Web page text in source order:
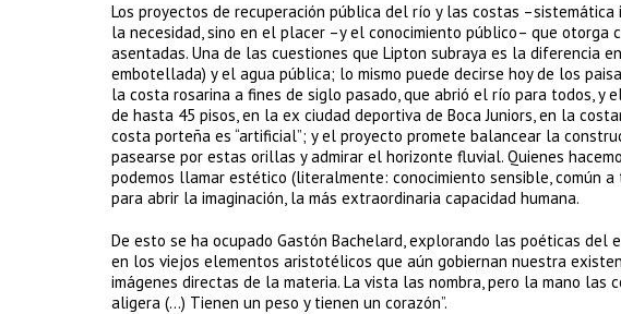
Los proyectos de recuperación pública del río y las costas
la necesidad, sino en el placer –y el conocimiento público– que
asentadas. Una de las cuestiones que Lipton subraya es la diferencia
embotellada) y el agua pública; lo mismo puede decirse hoy de los
la costa rosarina a fines de siglo pasado, que abrió el río para todos,
de hasta 45 pisos, en la ex ciudad deportiva de Boca Juniors, en la
costa porteña es “artificial”; y el proyecto promete balancear la
pasearse por estas orillas y admirar el horizonte fluvial. Quienes
podemos llamar estético (literalmente: conocimiento sensible, común
para abrir la imaginación, la más extraordinaria capacidad humana.
De esto se ha ocupado Gastón Bachelard, explorando las poéticas del
en los viejos elementos aristotélicos que aún gobiernan nuestra
imágenes directas de la materia. La vista las nombra, pero la mano las
aligera (…) Tienen un peso y tienen un corazón”.